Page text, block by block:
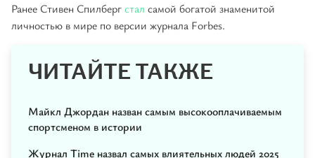
Ранее Стивен Спилбергстал самой богатой знаменитой
личностью в мире по версии журнала Forbes.
ЧИТАЙТЕ ТАКЖЕ
Майкл Джордан назван самым высокооплачиваемым
спортсменом в истории
Журнал Time назвал самых влиятельных людей 2025